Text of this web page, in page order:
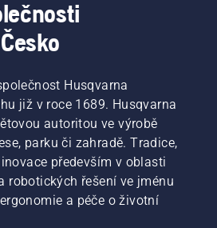
Husqvarna
již v roce 1689. Husqvarna
autoritou ve výrobě
parku či zahradě. Tradice,
především v oblasti
robotických řešení ve jménu
a péče o životní